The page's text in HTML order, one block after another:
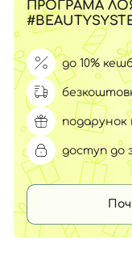
ПРОГРАМА
до 10%
подарунок
доступ до